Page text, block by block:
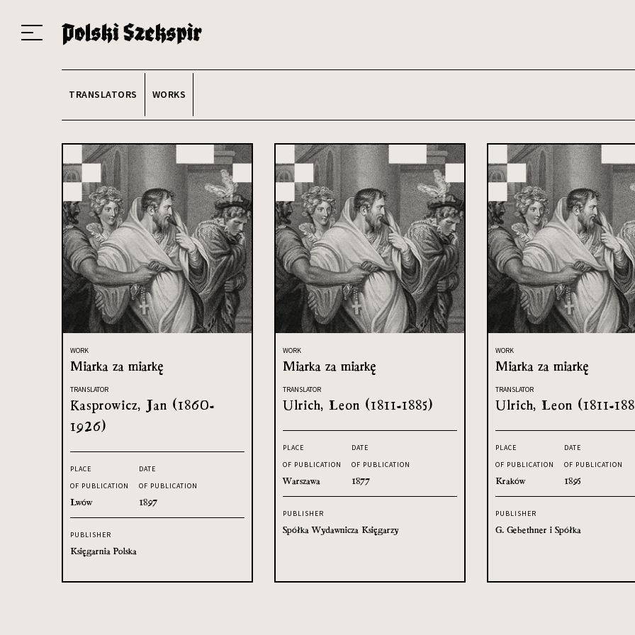
TRANSLATORS WORKS
WORK
Miarka za miarkę
TRANSLATOR
Kasprowicz, Jan (1860-
1926)
PLACE
OF PUBLICATION
Lwów
DATE
OF PUBLICATION
1897
PUBLISHER
Księgarnia Polska
WORK
Miarka za miarkę
TRANSLATOR
Ulrich, Leon (1811-1885)
PLACE
OF PUBLICATION
Warszawa
DATE
OF PUBLICATION
1877
PUBLISHER
Spółka Wydawnicza Księgarzy
WORK
Miarka za miarkę
TRANSLATOR
Ulrich, Leon (1811-
PLACE
OF PUBLICATION
Kraków
DATE
OF PUBLICATION
1895
PUBLISHER
G. Gebethner i Spółka